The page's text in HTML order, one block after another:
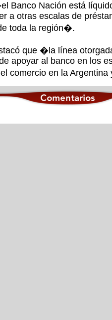
Banco Nación está
a otras escalas de
toda la región�.
que �la línea
apoyar al banco en los
comercio en la